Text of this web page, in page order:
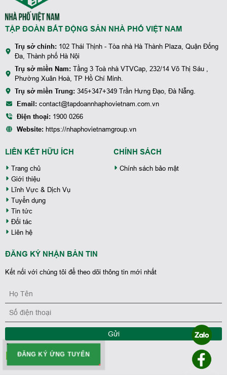
ĐĂNG KÝ ỨNG TUYỂN
TẬP ĐOÀN BẤT ĐỘNG SẢN NHÀ PHỐ VIỆT NAM
Trụ sở chính: 102 Thái Thịnh - Tòa nhà Hà Thành Plaza, Quận Đống
Đa, Thành phố Hà Nội
Trụ sở miền Nam: Tầng 3 Toà nhà VTVCap, 232/14 Võ Thị Sáu ,
Phường Xuân Hoà, TP Hồ Chí Minh.
Trụ sở miền Trung: 345+347+349 Trần Hưng Đạo, Đà Nẵng.
Email: contact@tapdoannhaphovietnam.com.vn
Điện thoại: 1900 0266
Website: https://nhaphovietnamgroup.vn
LIÊN KẾT HỮU ÍCH
Trang chủ
Giới thiệu
Lĩnh Vực & Dịch Vụ
Tuyển dụng
Tin tức
Đối tác
Liên hệ
CHÍNH SÁCH
Chính sách bảo mật
ĐĂNG KÝ NHẬN BẢN TIN
Kết nối với chúng tôi để theo dõi thông tin mới nhất
Gửi